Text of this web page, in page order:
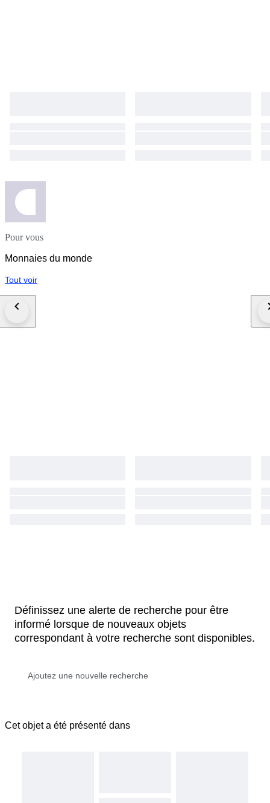
Pour vous
Monnaies du monde
Tout voir
Définissez une alerte de recherche pour être
informé lorsque de nouveaux objets
correspondant à votre recherche sont disponibles.
Cet objet a été présenté dans